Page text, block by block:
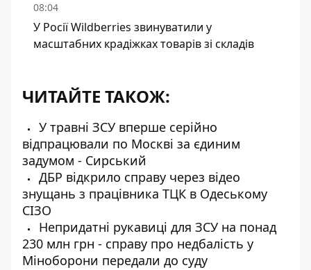
08:04
У Росії Wildberries звинуватили у
масштабних крадіжках товарів зі складів
ЧИТАЙТЕ ТАКОЖ:
У травні ЗСУ вперше серійно
відпрацювали по Москві за єдиним
задумом - Сирський
ДБР відкрило справу через відео
знущань з працівника ТЦК в Одеському
СІЗО
Непридатні рукавиці для ЗСУ на понад
230 млн грн - справу про недбалість у
Міноборони передали до суду